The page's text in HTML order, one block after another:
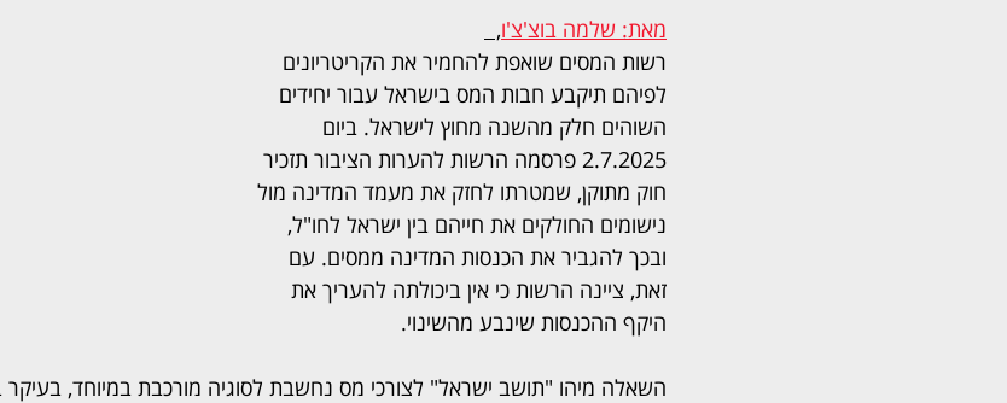
מאת: שלמה בוצ'צ'ו,
רשות המסים שואפת להחמיר את הקריטריונים
לפיהם תיקבע חבות המס בישראל עבור יחידים
השוהים חלק מהשנה מחוץ לישראל. ביום
2.7.2025 פרסמה הרשות להערות הציבור תזכיר
חוק מתוקן, שמטרתו לחזק את מעמד המדינה מול
נישומים החולקים את חייהם בין ישראל לחו"ל,
ובכך להגביר את הכנסות המדינה ממסים. עם
זאת, ציינה הרשות כי אין ביכולתה להעריך את
היקף ההכנסות שינבע מהשינוי.
השאלה מיהו "תושב ישראל" לצורכי מס נחשבת לסוגיה מורכבת במיוחד, בעיקר